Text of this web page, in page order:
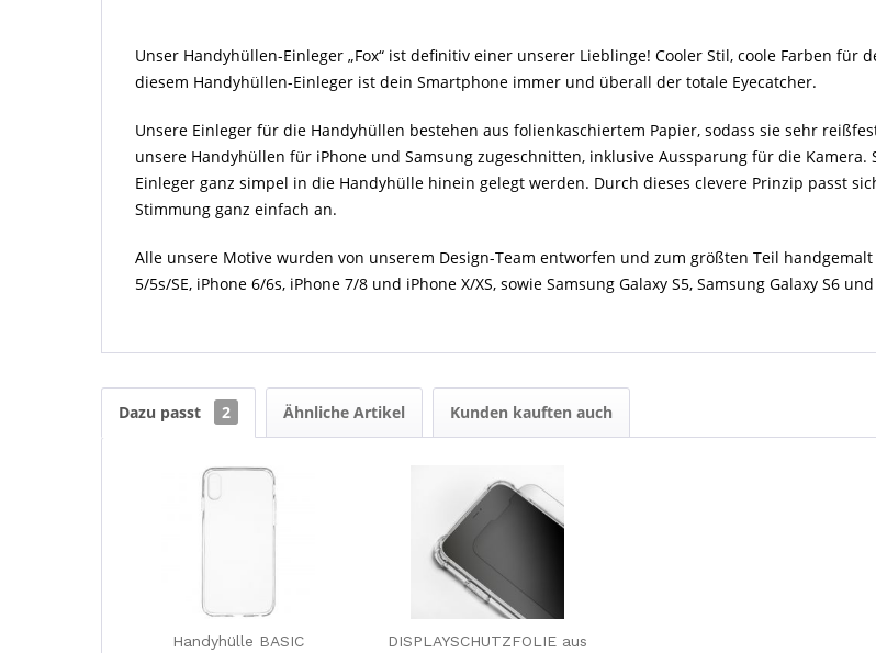
Unser Handyhüllen-Einleger „Fox“ ist definitiv einer unserer Lieblinge! Cooler Stil, coole Farben
diesem Handyhüllen-Einleger ist dein Smartphone immer und überall der totale Eyecatcher.
Unsere Einleger für die Handyhüllen bestehen aus folienkaschiertem Papier, sodass sie sehr
unsere Handyhüllen für iPhone und Samsung zugeschnitten, inklusive Aussparung für die
Einleger ganz simpel in die Handyhülle hinein gelegt werden. Durch dieses clevere Prinzip passt
Stimmung ganz einfach an.
Alle unsere Motive wurden von unserem Design-Team entworfen und zum größten Teil
5/5s/SE, iPhone 6/6s, iPhone 7/8 und iPhone X/XS, sowie Samsung Galaxy S5, Samsung Galaxy S6
Dazu passt 2 Ähnliche Artikel Kunden kauften auch
Handyhülle BASIC
DISPLAYSCHUTZFOLIE aus